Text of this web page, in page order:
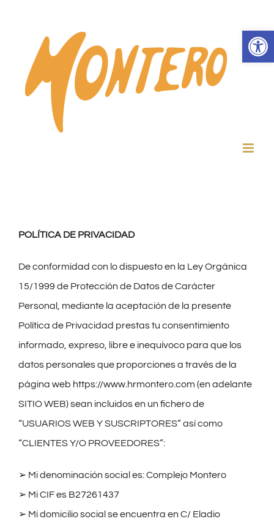
Abrir
POLÍTICA DE PRIVACIDAD
De conformidad con lo dispuesto en la Ley Orgánica
15/1999 de Protección de Datos de Carácter
Personal, mediante la aceptación de la presente
Política de Privacidad prestas tu consentimiento
informado, expreso, libre e inequívoco para que los
datos personales que proporciones a través de la
página web https://www.hrmontero.com (en adelante
SITIO WEB) sean incluidos en un fichero de
“USUARIOS WEB Y SUSCRIPTORES” así como
“CLIENTES Y/O PROVEEDORES”:
➢ Mi denominación social es: Complejo Montero
➢ Mi CIF es B27261437
➢ Mi domicilio social se encuentra en C/ Eladio